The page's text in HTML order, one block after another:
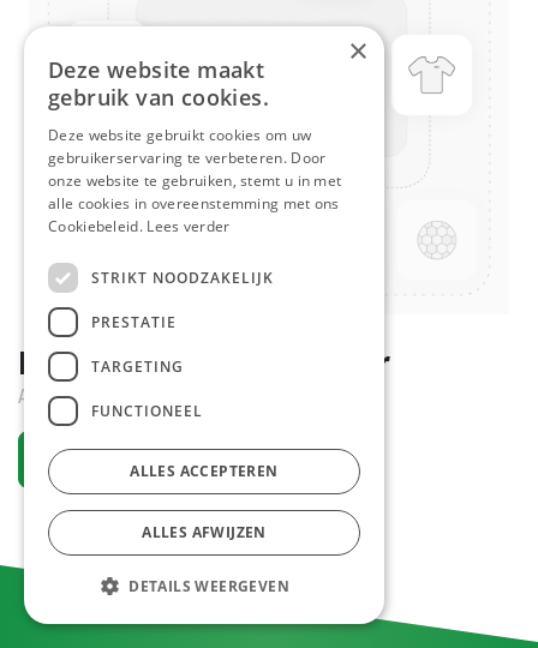
Eetbare Lijm C & B 63 gr
Actief
Vraag een account aan
×
Deze website maakt
gebruik van cookies.
Deze website gebruikt cookies om uw
gebruikerservaring te verbeteren. Door
onze website te gebruiken, stemt u in met
alle cookies in overeenstemming met ons
Cookiebeleid. Lees verder
STRIKT NOODZAKELIJK
PRESTATIE
TARGETING
FUNCTIONEEL
ALLES ACCEPTEREN
ALLES AFWIJZEN
DETAILS WEERGEVEN